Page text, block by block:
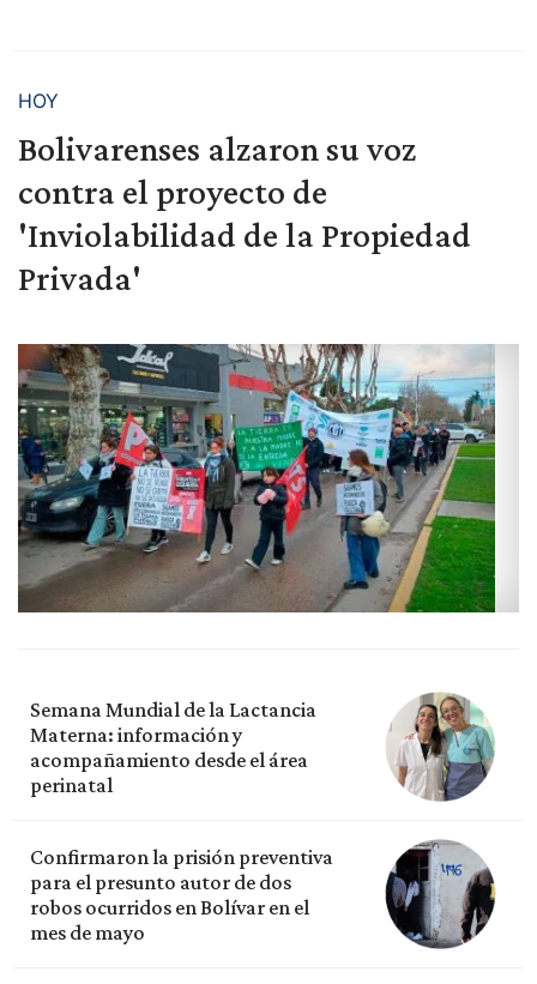
HOY
Bolivarenses alzaron su voz
contra el proyecto de
'Inviolabilidad de la Propiedad
Privada'
Semana Mundial de la Lactancia
Materna: información y
acompañamiento desde el área
perinatal
Confirmaron la prisión preventiva
para el presunto autor de dos
robos ocurridos en Bolívar en el
mes de mayo